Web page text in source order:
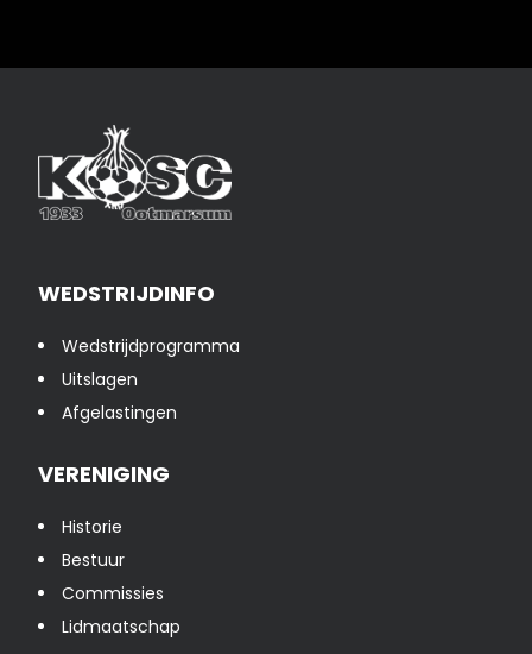
WEDSTRIJDINFO
Wedstrijdprogramma
Uitslagen
Afgelastingen
VERENIGING
Historie
Bestuur
Commissies
Lidmaatschap